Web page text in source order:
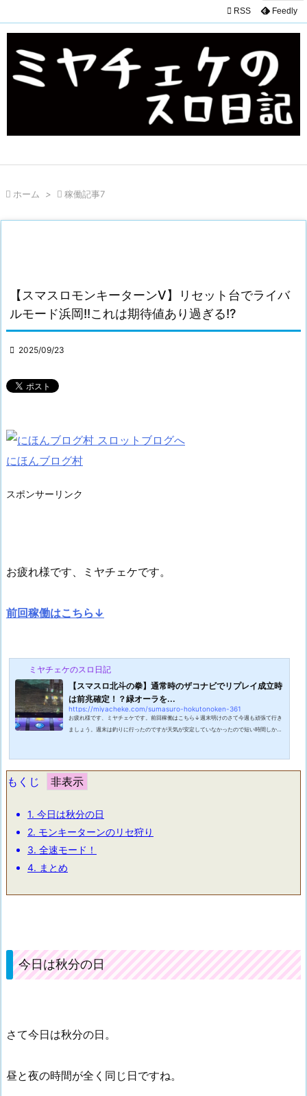
 RSS Feedly
 ホーム >  稼働記事7
【スマスロモンキーターンV】リセット台でライバ
ルモード浜岡!!これは期待値あり過ぎる!?
 2025/09/23
にほんブログ村
スポンサーリンク
お疲れ様です、ミヤチェケです。
前回稼働はこちら↓
ミヤチェケのスロ日記
【スマスロ北斗の拳】通常時のザコナビでリプレイ成立時
は前兆確定！？緑オーラを...
https://miyacheke.com/sumasuro-hokutonoken-361
お疲れ様です、ミヤチェケです。前回稼働はこちら↓週末明けのさて今週も頑張て行き
ましょう。週末は釣りに行ったのですが天気が安定していなかったので短い時間しか釣
いなと思いつつ今週もミヤチェケ始めます。北斗のまだ見ぬ世界へこの日はマイホにや
ってきました。打てる台はないか...
もくじ
1. 今日は秋分の日
2. モンキーターンのリセ狩り
3. 全速モード！
4. まとめ
今日は秋分の日
さて今日は秋分の日。
昼と夜の時間が全く同じ日ですね。